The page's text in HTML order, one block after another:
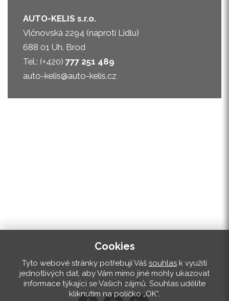
AUTO-KELIS s.r.o.
Vlčnovská 2294 (naproti Lidlu)
688 01 Uh. Brod
Tel.: (+420) 777 251 489
auto-kelis@auto-kelis.cz
Cookies
Tyto webové stránky potřebují Váš souhlas k využití
jednotlivých dat, aby Vám mimo jiné mohly ukazovat
informace týkající se Vašich zájmů. Souhlas udělíte
kliknutím na políčko „OK“.
Created by Grafik-ART.cz